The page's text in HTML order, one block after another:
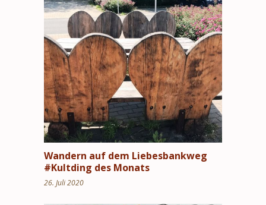
Wandern auf dem Liebesbankweg
#Kultding des Monats
26. Juli 2020